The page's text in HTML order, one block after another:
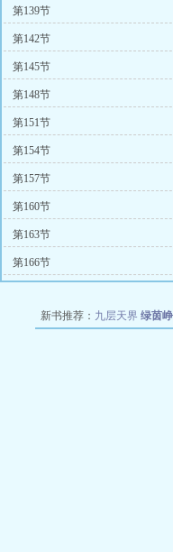
第139节
第142节
第145节
第148节
第151节
第154节
第157节
第160节
第163节
第166节
新书推荐： 九层天界 绿茵
教